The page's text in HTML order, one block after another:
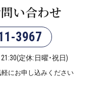
い合わせ
3967
定休:日曜・祝日)
にお申し込みください